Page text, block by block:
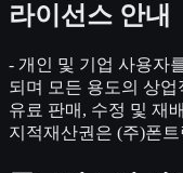
라이선스 안내
- 개인 및 기업 사용자
되며 모든 용도의 상
유료 판매, 수정 및 재
지적재산권은 (주)폰